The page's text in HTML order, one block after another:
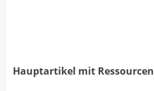
Hauptartikel mit Ressourcen